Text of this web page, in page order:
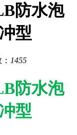
防水泡
型
1455
防水泡
型